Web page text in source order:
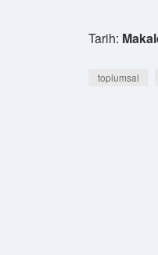
Tarih:
toplumsal